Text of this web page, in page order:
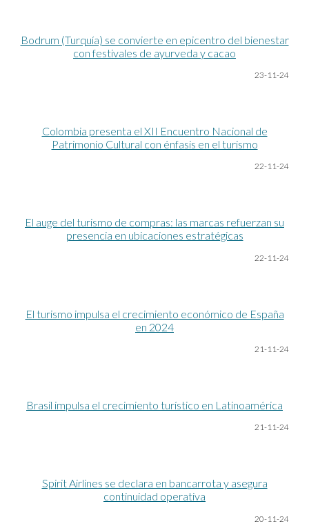
Bodrum (Turquía) se convierte en epicentro del bienestar
con festivales de ayurveda y cacao
23-11-24
Colombia presenta el XII Encuentro Nacional de
Patrimonio Cultural con énfasis en el turismo
22-11-24
El auge del turismo de compras: las marcas refuerzan su
presencia en ubicaciones estratégicas
22-11-24
El turismo impulsa el crecimiento económico de España
en 2024
21-11-24
Brasil impulsa el crecimiento turístico en Latinoamérica
2 1-11-24
Spirit Airlines se declara en bancarrota y asegura
continuidad operativa
20-11-24